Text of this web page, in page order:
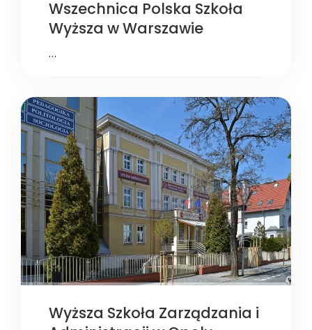
Wszechnica Polska Szkoła
Wyższa w Warszawie
…
Wyższa Szkoła Zarządzania i